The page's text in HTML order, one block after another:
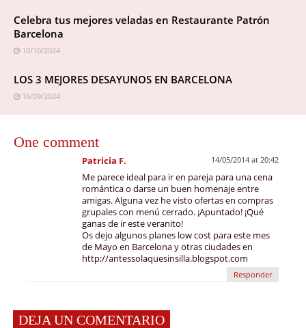
Celebra tus mejores veladas en Restaurante Patrón
Barcelona
10/10/2024
LOS 3 MEJORES DESAYUNOS EN BARCELONA
16/09/2024
One comment
Patricia F. 14/05/2014 at 20:42
Me parece ideal para ir en pareja para una cena
romántica o darse un buen homenaje entre
amigas. Alguna vez he visto ofertas en compras
grupales con menú cerrado. ¡Apuntado! ¡Qué
ganas de ir este veranito!
Os dejo algunos planes low cost para este mes
de Mayo en Barcelona y otras ciudades en
http;//antessolaquesinsilla.blogspot.com
Responder
DEJA UN COMENTARIO